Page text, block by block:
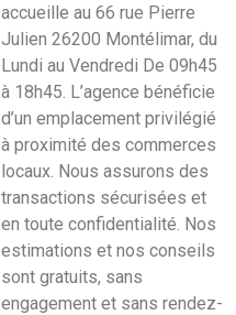
accueille au 66 rue Pierre
Julien 26200 Montélimar, du
Lundi au Vendredi De 09h45
à 18h45. L’agence bénéficie
d’un emplacement privilégié
à proximité des commerces
locaux. Nous assurons des
transactions sécurisées et
en toute confidentialité. Nos
estimations et nos conseils
sont gratuits, sans
engagement et sans rendez-